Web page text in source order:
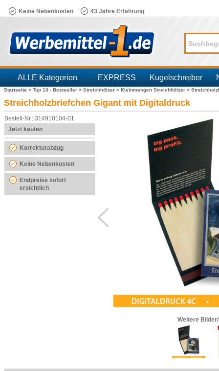
Keine Nebenkosten 43 Jahre Erfahrung
ALLE Kategorien EXPRESS Kugelschreiber
Branchen
Startseite > Top 10 - Bestseller > Streichhölzer > Kleinmengen Streichhölzer >
Streichholzbriefchen Gigant mit Digitaldruck
Bestell-Nr.: 314910104-01
Jetzt kaufen
Korrekturabzug
Keine Nebenkosten
Endpreise sofort
ersichtlich
Weitere